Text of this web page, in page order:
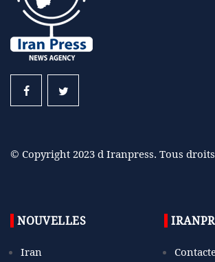
© Copyright 2023 d Iranpress. Tous
NOUVELLES
Iran